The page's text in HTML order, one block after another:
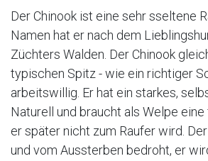
Der Chinook ist eine sehr sseltene
Namen hat er nach dem
Züchters Walden. Der Chinook
typischen Spitz - wie ein richtiger
arbeitswillig. Er hat ein starkes,
Naturell und braucht als Welpe
er später nicht zum Raufer wird.
und vom Aussterben bedroht, er